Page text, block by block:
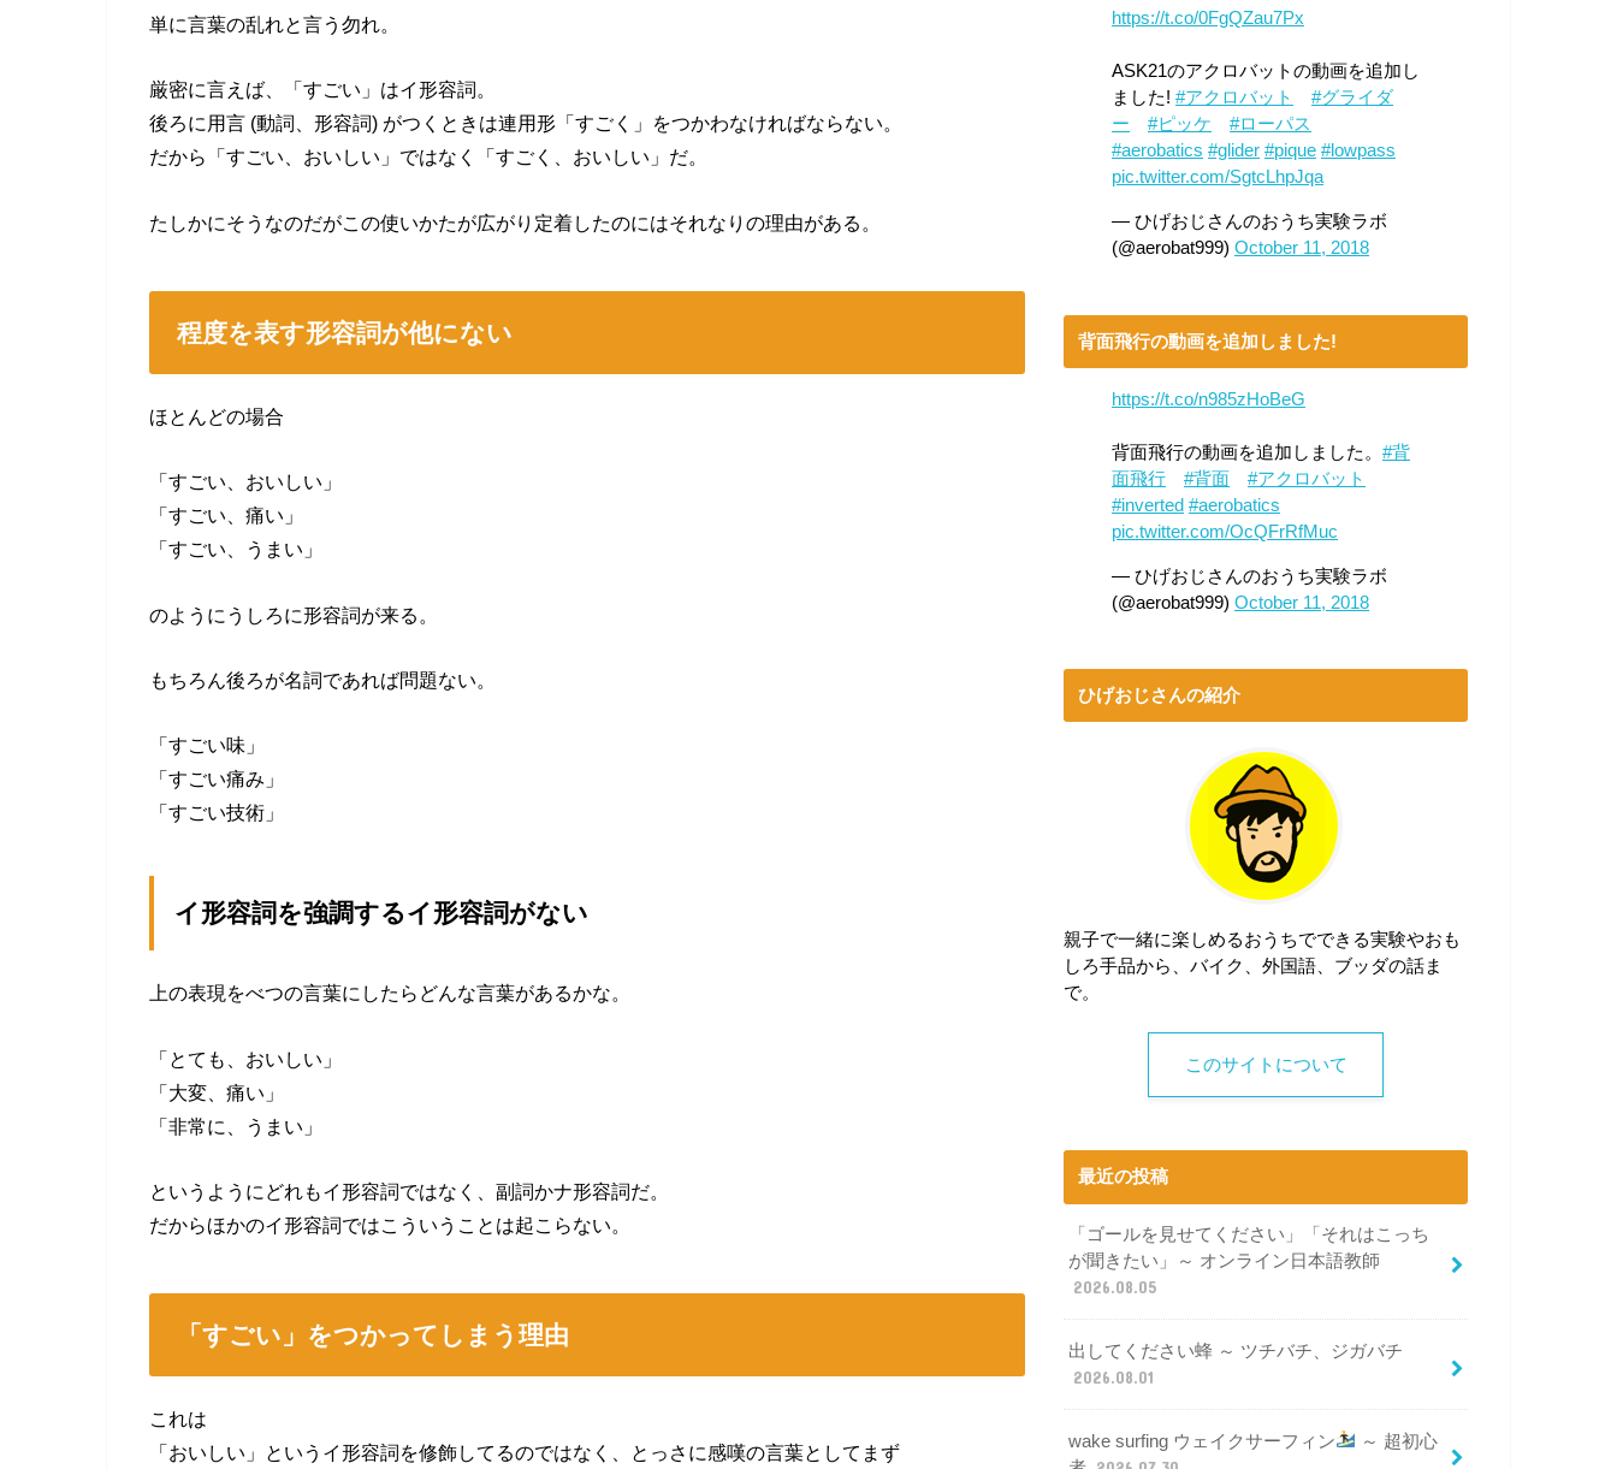
単に言葉の乱れと言う勿れ。
厳密に言えば、「すごい」はイ形容詞。
後ろに用言 (動詞、形容詞) がつくときは連用形「すごく」をつかわなければならない。
だから「すごい、おいしい」ではなく「すごく、おいしい」だ。
たしかにそうなのだがこの使いかたが広がり定着したのにはそれなりの理由がある。
程度を表す形容詞が他にない
ほとんどの場合
「すごい、おいしい」
「すごい、痛い」
「すごい、うまい」
のようにうしろに形容詞が来る。
もちろん後ろが名詞であれば問題ない。
「すごい味」
「すごい痛み」
「すごい技術」
イ形容詞を強調するイ形容詞がない
上の表現をべつの言葉にしたらどんな言葉があるかな。
「とても、おいしい」
「大変、痛い」
「非常に、うまい」
というようにどれもイ形容詞ではなく、副詞かナ形容詞だ。
だからほかのイ形容詞ではこういうことは起こらない。
「すごい」をつかってしまう理由
これは
「おいしい」というイ形容詞を修飾してるのではなく、とっさに感嘆の言葉としてまず
https://t.co/0FgQZau7Px
ASK21のアクロバットの動画を追加し
ました! #アクロバット
#グライダ
ー
#ピッケ
#ローパス
#aerobatics #glider #pique #lowpass
pic.twitter.com/SgtcLhpJqa
— ひげおじさんのおうち実験ラボ
(@aerobat999) October 11, 2018
背面飛行の動画を追加しました!
https://t.co/n985zHoBeG
背面飛行の動画を追加しました。 #背
面飛行
#背面
#アクロバット
#inverted #aerobatics
pic.twitter.com/OcQFrRfMuc
— ひげおじさんのおうち実験ラボ
(@aerobat999) October 11, 2018
ひげおじさんの紹介
親子で一緒に楽しめるおうちでできる実験やおも
しろ手品から、バイク、外国語、ブッダの話ま
で。
このサイトについて
最近の投稿
「ゴールを見せてください」「それはこっち
が聞きたい」～ オンライン日本語教師
2026.08.05
出してください蜂 ～ ツチバチ、ジガバチ
2026.08.01
wake surfing ウェイクサーフィン
～ 超初心